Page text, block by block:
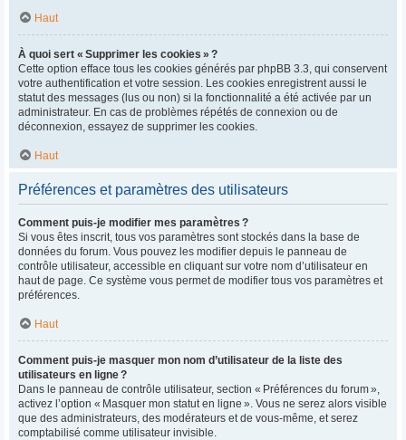
Haut
À quoi sert « Supprimer les cookies » ?
Cette option efface tous les cookies générés par phpBB 3.3, qui conservent
votre authentification et votre session. Les cookies enregistrent aussi le
statut des messages (lus ou non) si la fonctionnalité a été activée par un
administrateur. En cas de problèmes répétés de connexion ou de
déconnexion, essayez de supprimer les cookies.
Haut
Préférences et paramètres des utilisateurs
Comment puis-je modifier mes paramètres ?
Si vous êtes inscrit, tous vos paramètres sont stockés dans la base de
données du forum. Vous pouvez les modifier depuis le panneau de
contrôle utilisateur, accessible en cliquant sur votre nom d’utilisateur en
haut de page. Ce système vous permet de modifier tous vos paramètres et
préférences.
Haut
Comment puis-je masquer mon nom d’utilisateur de la liste des
utilisateurs en ligne ?
Dans le panneau de contrôle utilisateur, section « Préférences du forum »,
activez l’option « Masquer mon statut en ligne ». Vous ne serez alors visible
que des administrateurs, des modérateurs et de vous-même, et serez
comptabilisé comme utilisateur invisible.